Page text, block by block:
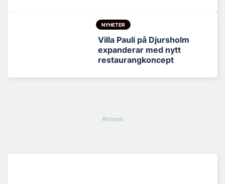
NYHETER
Villa Pauli på Djursholm
expanderar med nytt
restaurangkoncept